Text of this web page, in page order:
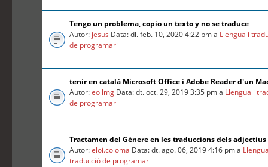
Tengo un problema, copio un texto y no se traduce
Autor: jesus Data: dl. feb. 10, 2020 4:22 pm a Llengua i
de programari
tenir en català Microsoft Office i Adobe Reader d'un
Autor:eollmg Data: dt. oct. 29, 2019 3:35 pm a Llengua i
de programari
Tractamen del Génere en les traduccions dels adjectius
Autor:eloi.coloma Data: dt. ago. 06, 2019 4:16 pm a
traducció de programari